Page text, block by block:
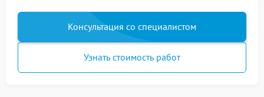
Консультация со специалистом
Узнать стоимость работ